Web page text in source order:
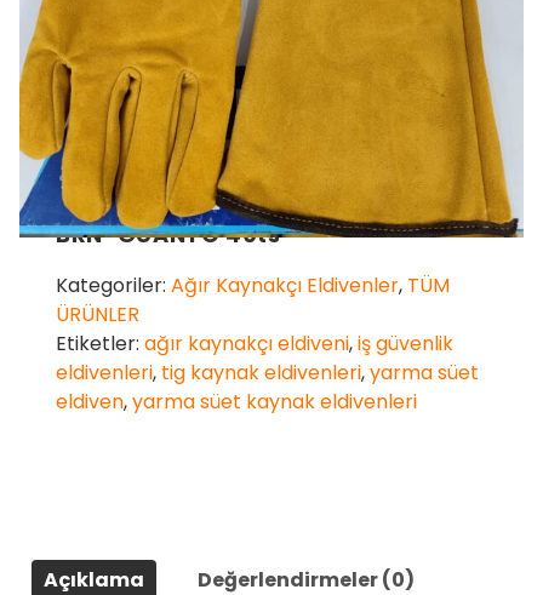
BRN-GUANTO 40ts
Kategoriler: Ağır Kaynakçı Eldivenler, TÜM
ÜRÜNLER
Etiketler: ağır kaynakçı eldiveni,iş güvenlik
eldivenleri, tig kaynak eldivenleri,yarma süet
eldiven,yarma süet kaynak eldivenleri
Açıklama Değerlendirmeler (0)